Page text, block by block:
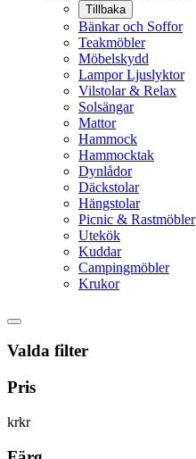
Tillbaka
Bänkar och Soffor
Teakmöbler
Möbelskydd
Lampor Ljuslyktor
Vilstolar & Relax
Solsängar
Mattor
Hammock
Hammocktak
Dynlådor
Däckstolar
Hängstolar
Picnic & Rastmöbler
Utekök
Kuddar
Campingmöbler
Krukor
Valda filter
Pris
krkr